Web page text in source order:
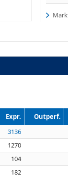
Expr. Outperf.
3136
1270
104
182